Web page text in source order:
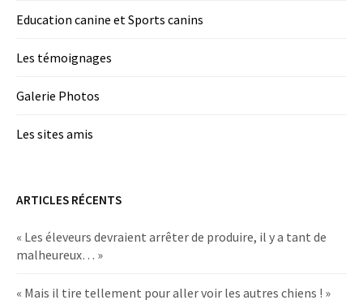
Education canine et Sports canins
Les témoignages
Galerie Photos
Les sites amis
ARTICLES RÉCENTS
« Les éleveurs devraient arrêter de produire, il y a tant de
malheureux… »
« Mais il tire tellement pour aller voir les autres chiens ! »